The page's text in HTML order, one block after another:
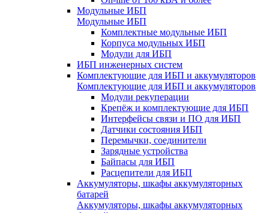
Модульные ИБП
Модульные ИБП
Комплектные модульные ИБП
Корпуса модульных ИБП
Модули для ИБП
ИБП инженерных систем
Комплектующие для ИБП и аккумуляторов
Комплектующие для ИБП и аккумуляторов
Модули рекуперации
Крепёж и комплектующие для ИБП
Интерфейсы связи и ПО для ИБП
Датчики состояния ИБП
Перемычки, соединители
Зарядные устройства
Байпасы для ИБП
Расцепители для ИБП
Аккумуляторы, шкафы аккумуляторных
батарей
Аккумуляторы, шкафы аккумуляторных